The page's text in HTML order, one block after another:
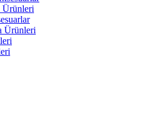
Ürünleri
Ürünleri